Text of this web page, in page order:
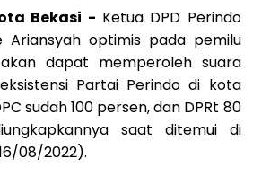
Bekasi - Ketua DPD Perindo
Ariansyah optimis pada pemilu
dapat memperoleh suara
Partai Perindo di kota
sudah 100 persen, dan DPRt 80
saat ditemui di
08/2022).